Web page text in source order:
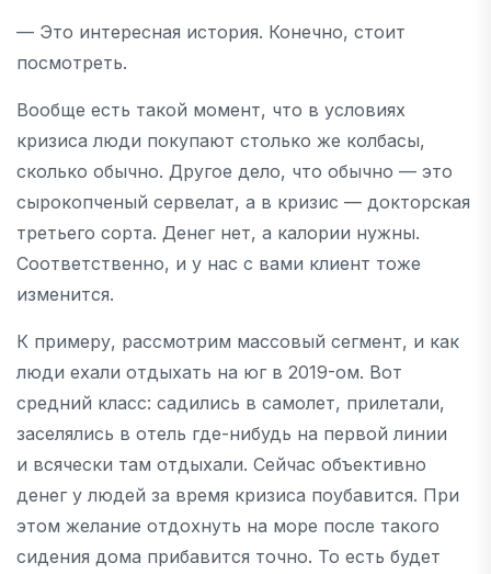
— Это интересная история. Конечно, стоит
посмотреть.
Вообще есть такой момент, что в условиях
кризиса люди покупают столько же колбасы,
сколько обычно. Другое дело, что обычно — это
сырокопченый сервелат, а в кризис — докторская
третьего сорта. Денег нет, а калории нужны.
Соответственно, и у нас с вами клиент тоже
изменится.
К примеру, рассмотрим массовый сегмент, и как
люди ехали отдыхать на юг в 2019-ом. Вот
средний класс: садились в самолет, прилетали,
заселялись в отель где-нибудь на первой линии
и всячески там отдыхали. Сейчас объективно
денег у людей за время кризиса поубавится. При
этом желание отдохнуть на море после такого
сидения дома прибавится точно. То есть будет